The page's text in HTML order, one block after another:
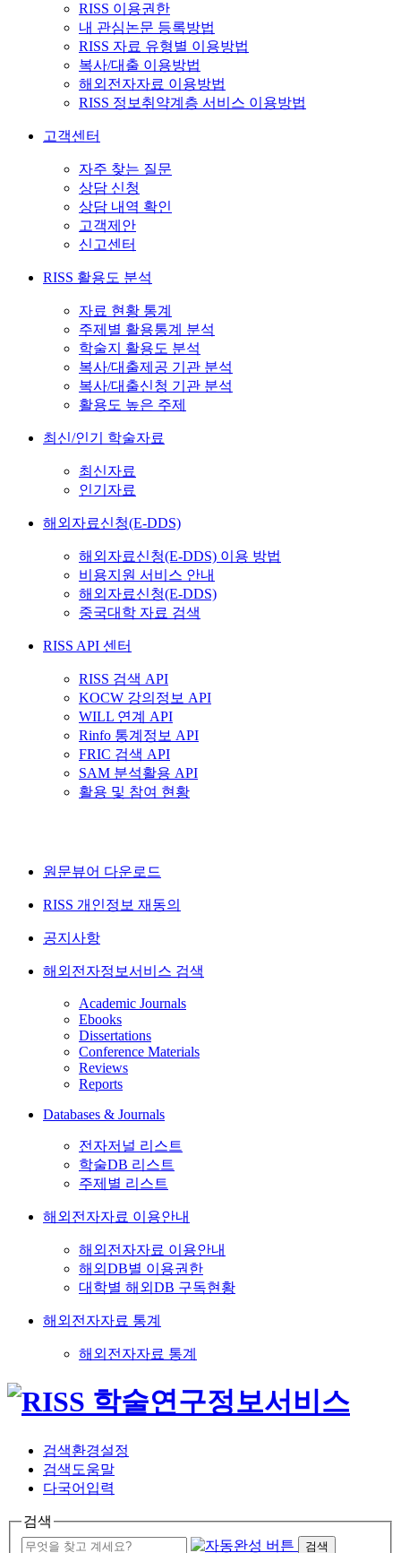
RISS 이용권한
내 관심논문 등록방법
RISS 자료 유형별 이용방법
복사/대출 이용방법
해외전자자료 이용방법
RISS 정보취약계층 서비스 이용방법
고객센터
자주 찾는 질문
상담 신청
상담 내역 확인
고객제안
신고센터
RISS 활용도 분석
자료 현황 통계
주제별 활용통계 분석
학술지 활용도 분석
복사/대출제공 기관 분석
복사/대출신청 기관 분석
활용도 높은 주제
최신/인기 학술자료
최신자료
인기자료
해외자료신청(E-DDS)
해외자료신청(E-DDS) 이용 방법
비용지원 서비스 안내
해외자료신청(E-DDS)
중국대학 자료 검색
RISS API 센터
RISS 검색 API
KOCW 강의정보 API
WILL 연계 API
Rinfo 통계정보 API
FRIC 검색 API
SAM 분석활용 API
활용 및 참여 현황
원문뷰어 다운로드
RISS 개인정보 재동의
공지사항
해외전자정보서비스 검색
Academic Journals
Ebooks
Dissertations
Conference Materials
Reviews
Reports
Databases & Journals
전자저널 리스트
학술DB 리스트
주제별 리스트
해외전자자료 이용안내
해외전자자료 이용안내
해외DB별 이용권한
대학별 해외DB 구독현황
해외전자자료 통계
해외전자자료 통계
검색환경설정
검색도움말
다국어입력
검색
검색